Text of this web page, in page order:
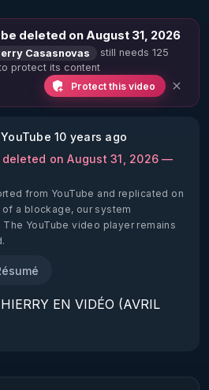
deleted on August 31, 2026
Casasnovas
still needs 125
protect its content
Protect this video
10 years ago
on August 31, 2026 —
from YouTube and replicated on
of a blockage, our system
YouTube video player remains
EN VIDÉO (AVRIL